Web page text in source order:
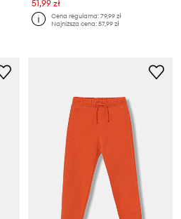
51,99 zł
Cena regularna:79,99 zł
Najniższa cena:57,99 zł